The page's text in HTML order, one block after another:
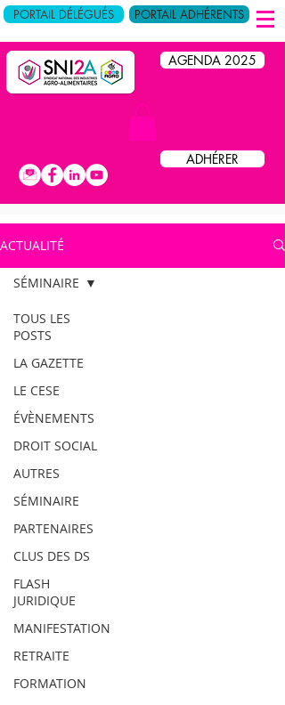
PORTAIL DÉLÉGUÉS PORTAIL ADHÉRENTS
AGENDA 2025
ADHÉRER
TOUTE L'ACTUALITÉ
DUSNI
ACTUALITÉ
TOUS LES
POSTS
LA GAZETTE
LE CESE
ÉVÈNEMENTS
DROIT SOCIAL
AUTRES
SÉMINAIRE
PARTENAIRES
CLUS DES DS
FLASH
JURIDIQUE
MANIFESTATION
RETRAITE
FORMATION
SÉMINAIRE